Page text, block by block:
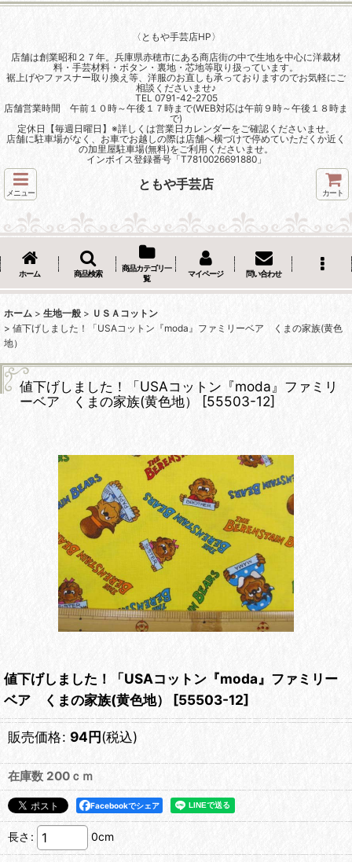
〈ともや手芸店HP〉
店舗は創業昭和２７年。兵庫県赤穂市にある商店街の中で生地を中心に洋裁材
料・手芸材料・ボタン・裏地・芯地等取り扱っています。
裾上げやファスナー取り換え等、洋服のお直しも承っておりますのでお気軽にご
相談くださいませ♪
TEL 0791-42-2705
店舗営業時間 午前１０時～午後１７時まで(WEB対応は午前９時～午後１８時ま
で)
定休日【毎週日曜日】※詳しくは営業日カレンダーをご確認くださいませ。
店舗に駐車場がなく、お車でお越しの際は店舗へ横づけで停めていただくか近く
の加里屋駐車場(無料)をご利用くださいませ。
インボイス登録番号「T7810026691880」
メニュー
ともや手芸店
カート
ホーム 商品検索
商品カテゴリ一
覧
マイページ 問い合わせ
ホーム > 生地一般 > ＵＳＡコットン
> 値下げしました！「USAコットン『moda』ファミリーベア くまの家族(黄色
地）
値下げしました！「USAコットン『moda』ファミリ
ーベア くまの家族(黄色地）
[55503-12]
値下げしました！「USAコットン『moda』ファミリー
ベア くまの家族(黄色地）
[55503-12]
販売価格: 94円(税込)
在庫数 200ｃｍ
Facebookでシェア
長さ : 0cm